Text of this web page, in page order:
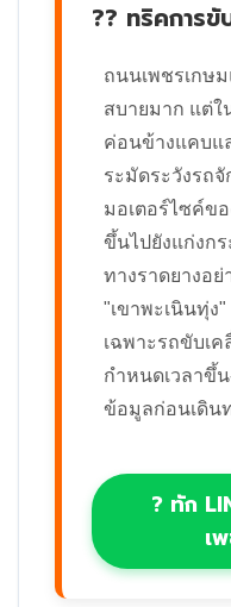
?? ทริคการขั
ถนนเพชรเกษ
สบายมาก แต่ใ
ค่อนข้างแคบแ
ระมัดระวังรถ
มอเตอร์ไซค์ข
ขึ้นไปยังแก่งก
ทางราดยางอ
"เขาพะเนินทุ่ง
เฉพาะรถขับเ
กำหนดเวลาขึ้
ข้อมูลก่อนเดิน
? ทัก
เ